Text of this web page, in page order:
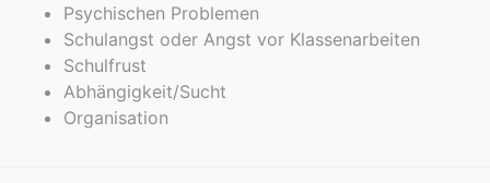
Psychischen Problemen
Schulangst oder Angst vor Klassenarbeiten
Schulfrust
Abhängigkeit/Sucht
Organisation